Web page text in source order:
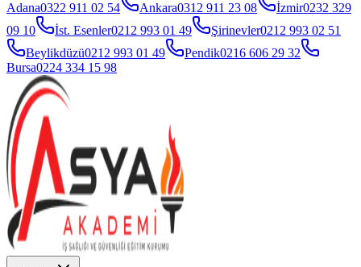
Adana0322 911 02 54 Ankara0312 911 23 08 İzmir0232 329
09 10
İst. Esenler0212 993 01 49 Şirinevler0212 993 02 51
Beylikdüzü0212 993 01 49 Pendik0216 606 29 32
Bursa0224 334 15 98